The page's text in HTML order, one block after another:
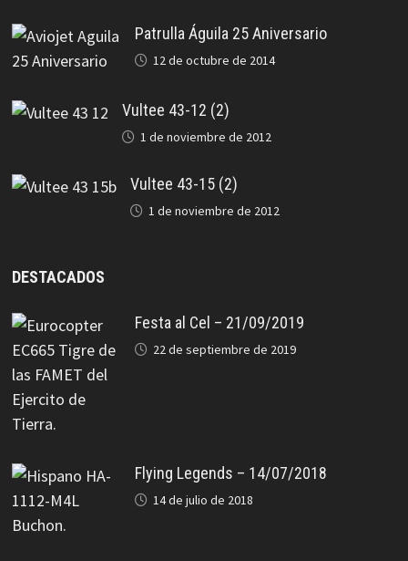
Patrulla Águila 25 Aniversario
12 de octubre de 2014
Vultee 43-12 (2)
1 de noviembre de 2012
Vultee 43-15 (2)
1 de noviembre de 2012
DESTACADOS
Festa al Cel – 21/09/2019
22 de septiembre de 2019
Flying Legends – 14/07/2018
14 de julio de 2018